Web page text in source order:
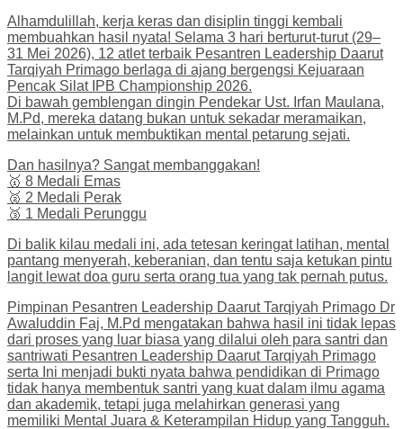
Alhamdulillah, kerja keras dan disiplin tinggi kembali
membuahkan hasil nyata! Selama 3 hari berturut-turut (29–
31 Mei 2026), 12 atlet terbaik Pesantren Leadership Daarut
Tarqiyah Primago berlaga di ajang bergengsi Kejuaraan
Pencak Silat IPB Championship 2026.
Di bawah gemblengan dingin Pendekar Ust. Irfan Maulana,
M.Pd, mereka datang bukan untuk sekadar meramaikan,
melainkan untuk membuktikan mental petarung sejati.
Dan hasilnya? Sangat membanggakan!
🥇 8 Medali Emas
🥈 2 Medali Perak
🥉 1 Medali Perunggu
Di balik kilau medali ini, ada tetesan keringat latihan, mental
pantang menyerah, keberanian, dan tentu saja ketukan pintu
langit lewat doa guru serta orang tua yang tak pernah putus.
Pimpinan Pesantren Leadership Daarut Tarqiyah Primago Dr
Awaluddin Faj, M.Pd mengatakan bahwa hasil ini tidak lepas
dari proses yang luar biasa yang dilalui oleh para santri dan
santriwati Pesantren Leadership Daarut Tarqiyah Primago
serta Ini menjadi bukti nyata bahwa pendidikan di Primago
tidak hanya membentuk santri yang kuat dalam ilmu agama
dan akademik, tetapi juga melahirkan generasi yang
memiliki Mental Juara & Keterampilan Hidup yang Tangguh.